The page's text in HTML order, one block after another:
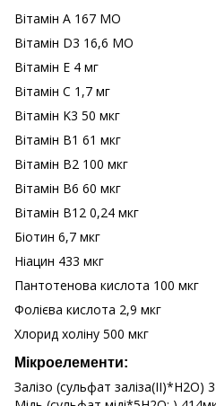
Вітамін А 167 МО
Вітамін D3 16,6 МО
Вітамін Е 4 мг
Вітамін C 1,7 мг
Вітамін K3 50 мкг
Вітамін B1 61 мкг
Вітамін B2 100 мкг
Вітамін B6 60 мкг
Вітамін B12 0,24 мкг
Біотин 6,7 мкг
Ніацин 433 мкг
Пантотенова кислота 100 мкг
Фолієва кислота 2,9 мкг
Хлорид холіну 500 мкг
Мікроелементи:
Залізо (сульфат заліза(II)*H2O)